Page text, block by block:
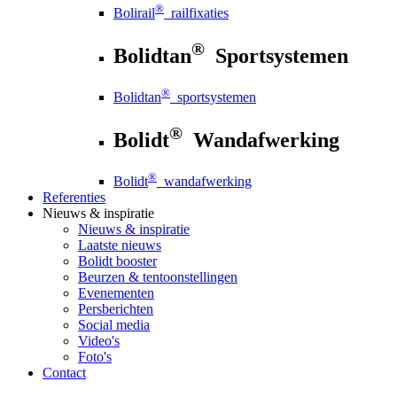
Bolirail® railfixaties
Bolidtan® Sportsystemen
Bolidtan® sportsystemen
Bolidt® Wandafwerking
Bolidt® wandafwerking
Referenties
Nieuws & inspiratie
Nieuws & inspiratie
Laatste nieuws
Bolidt booster
Beurzen & tentoonstellingen
Evenementen
Persberichten
Social media
Video's
Foto's
Contact